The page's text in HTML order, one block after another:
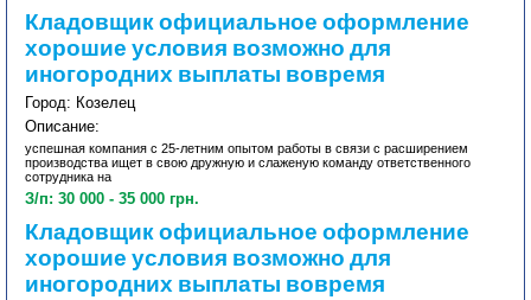
Кладовщик официальное оформление
хорошие условия возможно для
иногородних выплаты вовремя
Город: Козелец
Описание:
успешная компания с 25-летним опытом работы в связи с расширением
производства ищет в свою дружную и слаженую команду ответственного
сотрудника на
З/п: 30 000 - 35 000 грн.
Кладовщик официальное оформление
хорошие условия возможно для
иногородних выплаты вовремя